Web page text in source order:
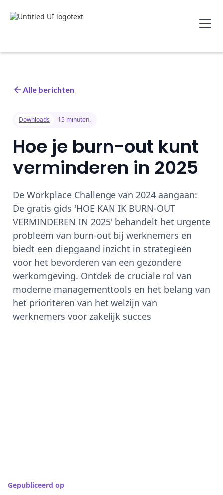
Alle berichten
Downloads 15 minuten.
Hoe je burn-out kunt
verminderen in 2025
De Workplace Challenge van 2024 aangaan:
De gratis gids 'HOE KAN IK BURN-OUT
VERMINDEREN IN 2025' behandelt het urgente
probleem van burn-out bij werknemers en
biedt een diepgaand inzicht in strategieën
voor het bevorderen van een gezondere
werkomgeving. Ontdek de cruciale rol van
moderne managementtools en het belang van
het prioriteren van het welzijn van
werknemers voor zakelijk succes
Gepubliceerd op